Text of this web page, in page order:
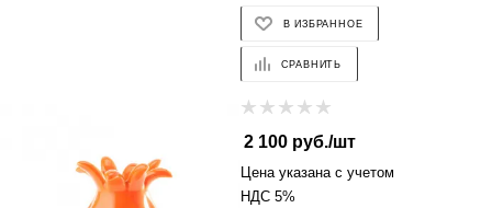
В ИЗБРАННОЕ
СРАВНИТЬ
2 100руб./шт
Цена указана с учетом
НДС 5%